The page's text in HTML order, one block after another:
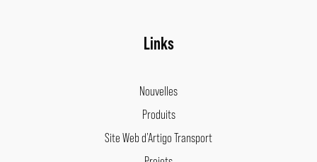
Links
Nouvelles
Produits
Site Web d’Artigo Transport